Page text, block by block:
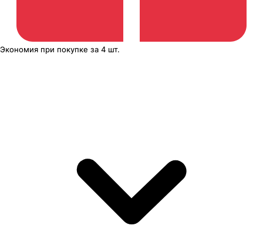
Экономия при покупке за 4 шт.